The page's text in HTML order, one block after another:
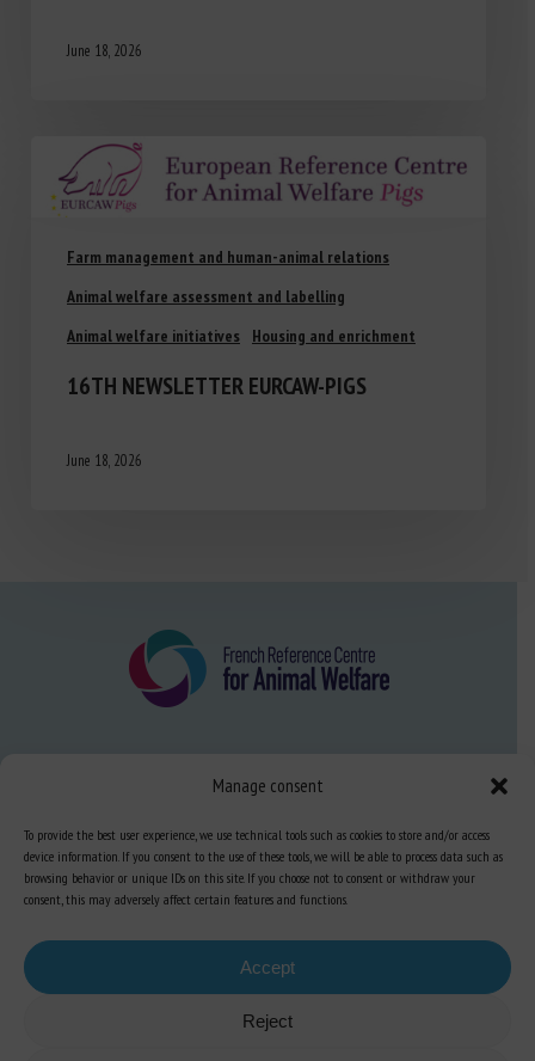
Manage consent
To provide the best user experience, we use technical tools such as cookies to store and/or access
device information. If you consent to the use of these tools, we will be able to process data such as
browsing behavior or unique IDs on this site. If you choose not to consent or withdraw your
consent, this may adversely affect certain features and functions.
Accept
Reject
June 18, 2026
Farm management and human-animal relations
Animal welfare assessment and labelling
Animal welfare initiatives
Housing and enrichment
16TH NEWSLETTER EURCAW-PIGS
June 18, 2026
About us
Expertise
Learn more about animal welfare
Training in animal welfare